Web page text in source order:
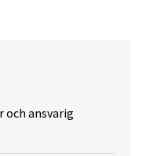
och ansvarig